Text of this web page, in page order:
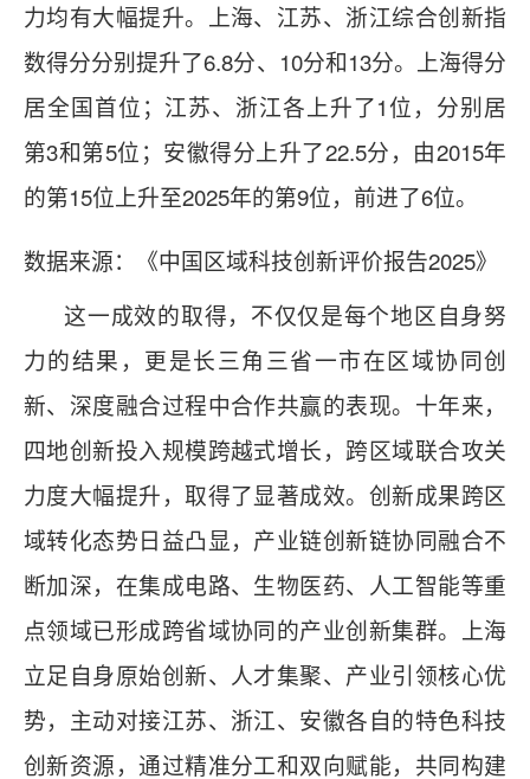
力均有大幅提升。上海、江苏、浙江综合创新指
数得分分别提升了6.8分、10分和13分。上海得分
居全国首位；江苏、浙江各上升了1位，分别居
第3和第5位；安徽得分上升了22.5分，由2015年
的第15位上升至2025年的第9位，前进了6位。
数据来源：《中国区域科技创新评价报告2025》
这一成效的取得，不仅仅是每个地区自身努
力的结果，更是长三角三省一市在区域协同创
新、深度融合过程中合作共赢的表现。十年来，
四地创新投入规模跨越式增长，跨区域联合攻关
力度大幅提升，取得了显著成效。创新成果跨区
域转化态势日益凸显，产业链创新链协同融合不
断加深，在集成电路、生物医药、人工智能等重
点领域已形成跨省域协同的产业创新集群。上海
立足自身原始创新、人才集聚、产业引领核心优
势，主动对接江苏、浙江、安徽各自的特色科技
创新资源，通过精准分工和双向赋能，共同构建